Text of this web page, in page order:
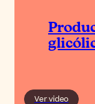
Ver video